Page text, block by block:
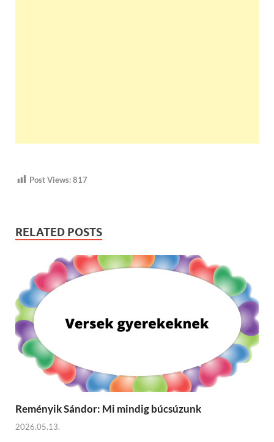
Post Views:817
RELATED POSTS
Reményik Sándor: Mi mindig búcsúzunk
2026.05.13.